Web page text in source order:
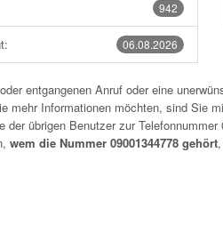
942
06.08.2026
entgangenen Anruf oder eine
mehr Informationen möchten, sind Sie
der übrigen Benutzer zur Telefonnummer
wem die Nummer 09001344778 gehört